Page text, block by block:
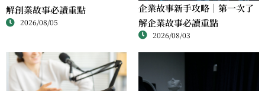
解創業故事必讀重點
2026/08/05
企業故事新手攻略｜第一次了
解企業故事必讀重點
2026/08/03